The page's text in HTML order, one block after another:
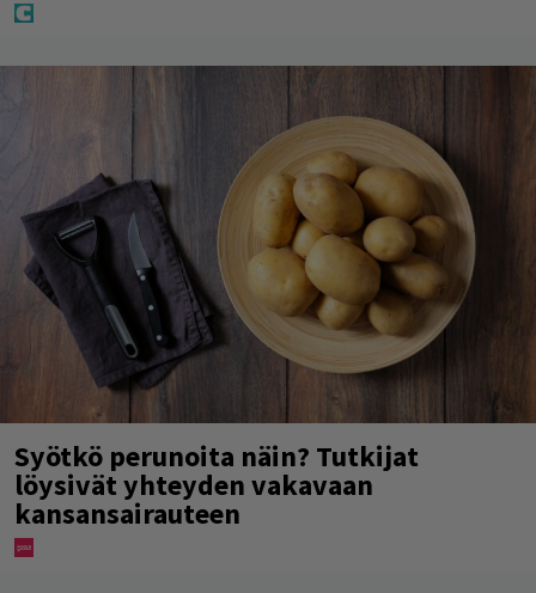
Syötkö perunoita näin? Tutkijat
löysivät yhteyden vakavaan
kansansairauteen